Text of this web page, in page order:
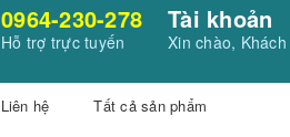
0964-230-278
Hỗ trợ trực tuyến
Tài khoản
Xin chào, Khách
Liên hệ Tất cả sản phẩm